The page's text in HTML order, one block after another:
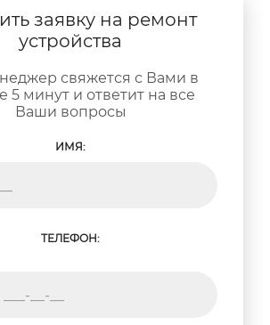
заявку на ремонт
устройства
свяжется с Вами в
5 минут и ответит на все
Ваши вопросы
ИМЯ:
ТЕЛЕФОН: